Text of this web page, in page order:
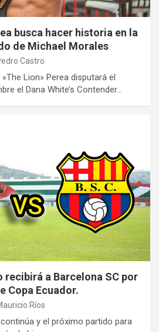
busca hacer historia en la
de Michael Morales
Castro
Lion» Perea disputará el
el Dana White’s Contender…
recibirá a Barcelona SC por
Copa Ecuador.
Ríos
y el próximo partido para